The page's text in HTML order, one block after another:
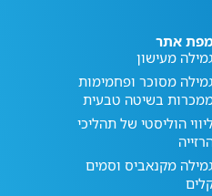
אתר
גמילה מעישון
גמילה מסוכר ופחמימות
בשיטה טבעית
הוליסטי של תהליכי
גמילה מקנאביס וסמים